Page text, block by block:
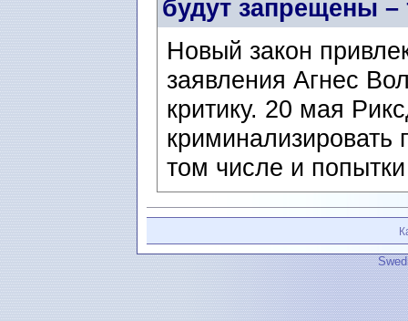
будут запрещены
Новый закон
заявления Агнес
критику. 20 мая
криминализировать
том числе и